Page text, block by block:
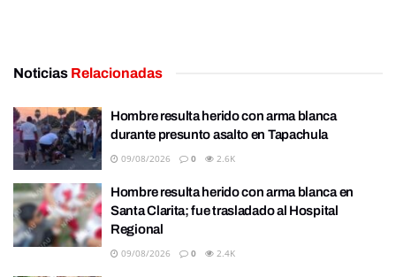
Noticias Relacionadas
Hombre resulta herido con arma blanca
durante presunto asalto en Tapachula
09/08/2026 0 2.6K
Hombre resulta herido con arma blanca en
Santa Clarita; fue trasladado al Hospital
Regional
09/08/2026 0 2.4K